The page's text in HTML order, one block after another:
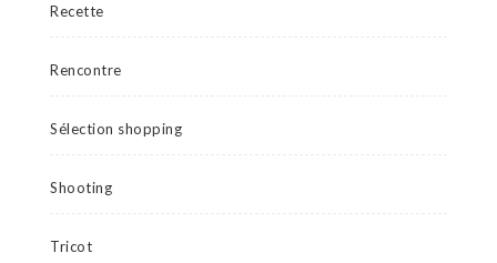
Recette
Rencontre
Sélection shopping
Shooting
Tricot